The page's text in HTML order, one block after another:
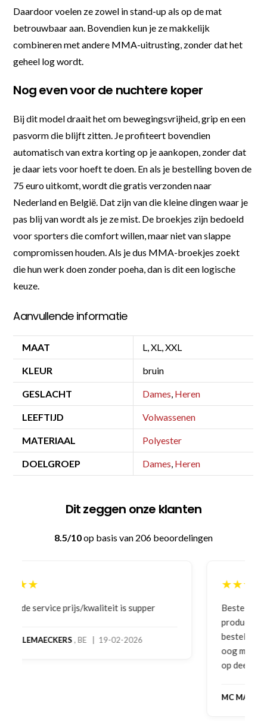
Daardoor voelen ze zowel in stand-up als op de mat
betrouwbaar aan. Bovendien kun je ze makkelijk
combineren met andere MMA-uitrusting, zonder dat het
geheel log wordt.
Nog even voor de nuchtere koper
Bij dit model draait het om bewegingsvrijheid, grip en een
pasvorm die blijft zitten. Je profiteert bovendien
automatisch van extra korting op je aankopen, zonder dat
je daar iets voor hoeft te doen. En als je bestelling boven de
75 euro uitkomt, wordt die gratis verzonden naar
Nederland en België. Dat zijn van die kleine dingen waar je
pas blij van wordt als je ze mist. De broekjes zijn bedoeld
voor sporters die comfort willen, maar niet van slappe
compromissen houden. Als je dus MMA-broekjes zoekt
die hun werk doen zonder poeha, dan is dit een logische
keuze.
Aanvullende informatie
MAAT L, XL, XXL
KLEUR bruin
GESLACHT Dames, Heren
LEEFTIJD Volwassenen
MATERIAAL Polyester
DOELGROEP Dames, Heren
Dit zeggen onze klanten
8.5/10op basis van 206 beoordelingen
★★★★★
Bestelling gedaan vanwege goede prijzen en
bestelling al ontvangen met gifts, waardoor je